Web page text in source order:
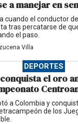
a manejar en
cuando el conductor
tras percatarse de
el paso.
Villa
DEPORTES
el oro
a Colombia y
de los